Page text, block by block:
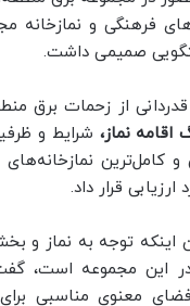
فرهنگی و نمازخانه
صمیمی داشت.
از زحمات برق
نماز، شرایط و
کامل‌ترین نمازخانه‌های
قرار داد.
اینکه توجه به نماز و
این مجموعه است،
معنوی مناسبی برای